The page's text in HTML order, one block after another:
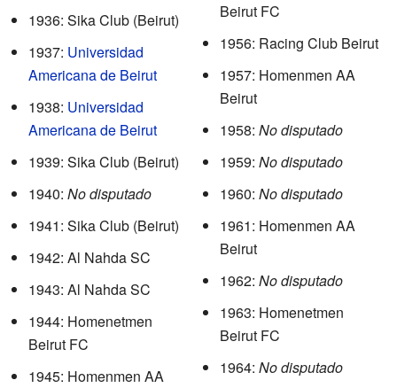
1936: Sika Club (Beirut)
1937: Universidad
Americana de Beirut
1938: Universidad
Americana de Beirut
1939: Sika Club (Beirut)
1940: No disputado
1941: Sika Club (Beirut)
1942: Al Nahda SC
1943: Al Nahda SC
1944: Homenetmen
Beirut FC
1945: Homenmen AA
Beirut FC
1956: Racing Club Beirut
1957: Homenmen AA
Beirut
1958: No disputado
1959: No disputado
1960: No disputado
1961: Homenmen AA
Beirut
1962: No disputado
1963: Homenetmen
Beirut FC
1964: No disputado